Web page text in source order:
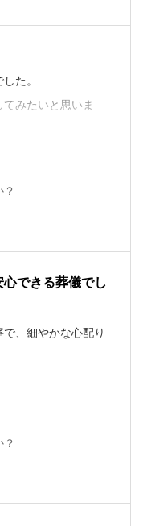
確で追加料金の説
に寄り添い親身に
た。
みたいと思いま
の口コミ情報も大
できる葬儀でし
、細やかな心配り
も好評でした。特